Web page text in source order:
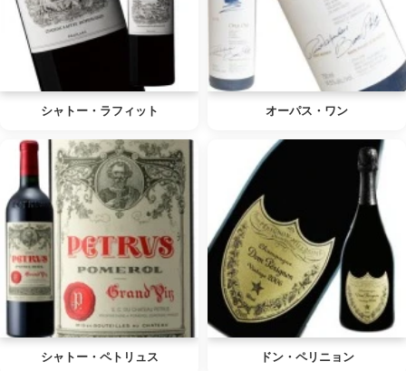
シャトー・ラフィット オーパス・ワン
シャトー・ペトリュス ドン・ペリニョン